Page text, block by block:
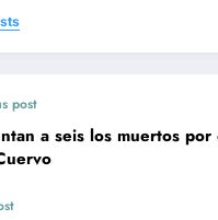
post
a seis los muertos